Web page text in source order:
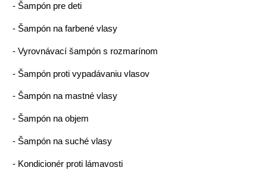
- Šampón pre deti
- Šampón na farbené vlasy
-Vyrovnávací šampón s rozmarínom
- Šampón proti vypadávaniu vlasov
- Šampón na mastné vlasy
- Šampón na objem
- Šampón na suché vlasy
- Kondicionér proti lámavosti